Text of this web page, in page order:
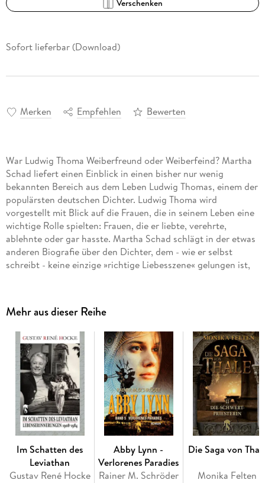
Verschenken
Sofort lieferbar (Download)
Merken Empfehlen Bewerten
War Ludwig Thoma Weiberfreund oder Weiberfeind? Martha
Schad liefert einen Einblick in einen bisher nur wenig
bekannten Bereich aus dem Leben Ludwig Thomas, einem der
populärsten deutschen Dichter. Ludwig Thoma wird
vorgestellt mit Blick auf die Frauen, die in seinem Leben eine
wichtige Rolle spielten: Frauen, die er liebte, verehrte,
ablehnte oder gar hasste. Martha Schad schlägt in der etwas
anderen Biografie über den Dichter, dem - wie er selbst
schreibt - keine einzige »richtige Liebesszene« gelungen ist,
Mehr aus dieser Reihe
Im Schatten des
Leviathan
Gustav René Hocke
Abby Lynn -
Verlorenes Paradies
Rainer M. Schröder
Die Saga von
Monika Felten